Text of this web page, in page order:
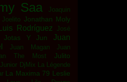
Saa
Joaquin
Joelito Jonathan Moly
Rodríguez
José
Jotas Y Jun
Juan
Juan Magan
Juan
The Most
Julito
Junior DjMix La Légende
La Maxima 79 Leslie